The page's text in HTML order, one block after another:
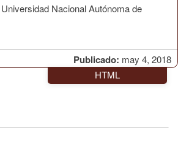
Publicado: may 4, 2018
Nacional Autónoma de
HTML